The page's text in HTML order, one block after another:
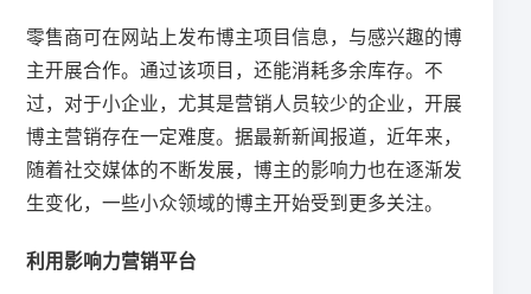
零售商可在网站上发布博主项目信息，与感兴趣的博
主开展合作。通过该项目，还能消耗多余库存。不
过，对于小企业，尤其是营销人员较少的企业，开展
博主营销存在一定难度。据最新新闻报道，近年来，
随着社交媒体的不断发展，博主的影响力也在逐渐发
生变化，一些小众领域的博主开始受到更多关注。
利用影响力营销平台